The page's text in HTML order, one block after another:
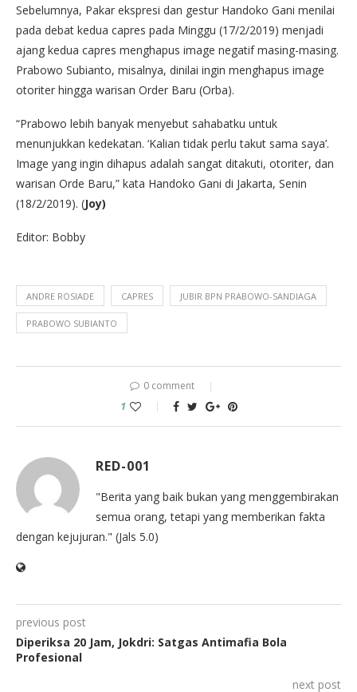
Sebelumnya, Pakar ekspresi dan gestur Handoko Gani menilai
pada debat kedua capres pada Minggu (17/2/2019) menjadi
ajang kedua capres menghapus image negatif masing-masing.
Prabowo Subianto, misalnya, dinilai ingin menghapus image
otoriter hingga warisan Order Baru (Orba).
“Prabowo lebih banyak menyebut sahabatku untuk
menunjukkan kedekatan. ‘Kalian tidak perlu takut sama saya’.
Image yang ingin dihapus adalah sangat ditakuti, otoriter, dan
warisan Orde Baru,” kata Handoko Gani di Jakarta, Senin
(18/2/2019). (Joy)
Editor: Bobby
ANDRE ROSIADE CAPRES JUBIR BPN PRABOWO-SANDIAGA
PRABOWO SUBIANTO
0 comment
1
RED-001
"Berita yang baik bukan yang menggembirakan
semua orang, tetapi yang memberikan fakta
dengan kejujuran." (Jals 5.0)
previous post
Diperiksa 20 Jam, Jokdri: Satgas Antimafia Bola
Profesional
next post